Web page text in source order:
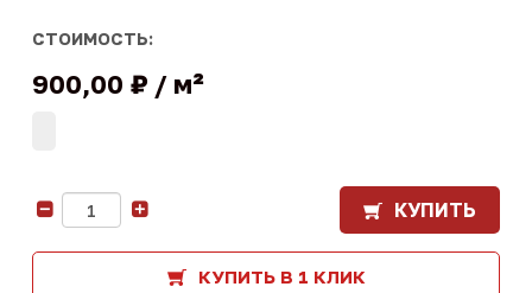
СТОИМОСТЬ:
900,00 ₽ м²
КУПИТЬ
КУПИТЬ В 1 КЛИК